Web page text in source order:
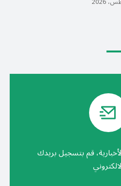
قم بتسجيل بريدك